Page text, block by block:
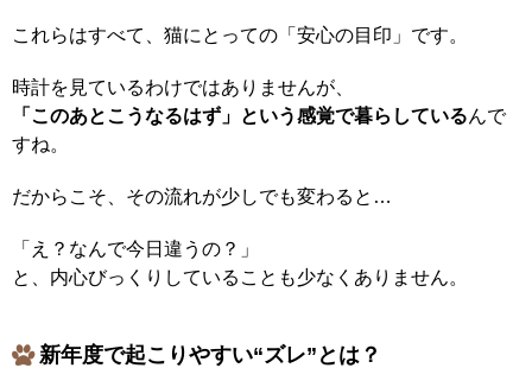
これらはすべて、猫にとっての「安心の目印」です。
時計を見ているわけではありませんが、
「このあとこうなるはず」という感覚で暮らしているんで
すね。
だからこそ、その流れが少しでも変わると…
「え？なんで今日違うの？」
と、内心びっくりしていることも少なくありません。
新年度で起こりやすい“ズレ”とは？